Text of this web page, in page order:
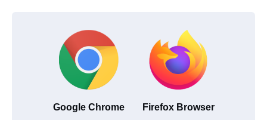
Google Chrome Firefox Browser